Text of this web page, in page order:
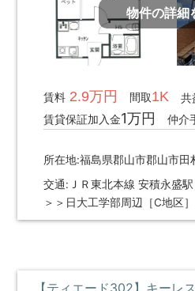
物件の詳細
賃料2.9万円 間取1K 共
賃貸保証加入金1万円 仲介
所在地:福島県郡山市郡山市田
交通:ＪＲ東北本線 安積永盛
＞＞日大工学部周辺［C地区